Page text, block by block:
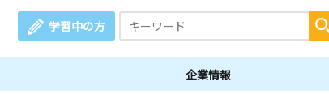
学習中の方
企業情報